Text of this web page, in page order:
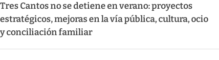
Tres Cantos no se detiene en verano: proyectos
estratégicos, mejoras en la vía pública, cultura, ocio
y conciliación familiar